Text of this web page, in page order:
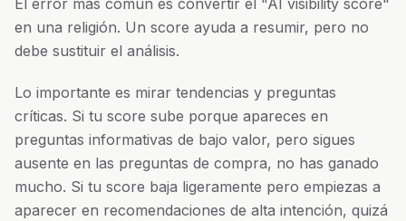
El error más común es convertir el "AI visibility score"
en una religión. Un score ayuda a resumir, pero no
debe sustituir el análisis.
Lo importante es mirar tendencias y preguntas
críticas. Si tu score sube porque apareces en
preguntas informativas de bajo valor, pero sigues
ausente en las preguntas de compra, no has ganado
mucho. Si tu score baja ligeramente pero empiezas a
aparecer en recomendaciones de alta intención, quizá